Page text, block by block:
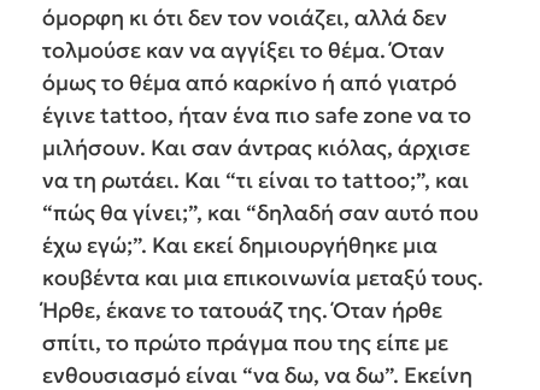
όμορφη κι ότι δεν τον νοιάζει, αλλά δεν
τολμούσε καν να αγγίξει το θέμα. Όταν
όμως το θέμα από καρκίνο ή από γιατρό
έγινε tattoo, ήταν ένα πιο safe zone να το
μιλήσουν. Και σαν άντρας κιόλας, άρχισε
να τη ρωτάει. Και “τι είναι το tattoo;”, και
“πώς θα γίνει;”, και “δηλαδή σαν αυτό που
έχω εγώ;”. Και εκεί δημιουργήθηκε μια
κουβέντα και μια επικοινωνία μεταξύ τους.
Ήρθε, έκανε το τατουάζ της. Όταν ήρθε
σπίτι, το πρώτο πράγμα που της είπε με
ενθουσιασμό είναι “να δω, να δω”. Εκείνη